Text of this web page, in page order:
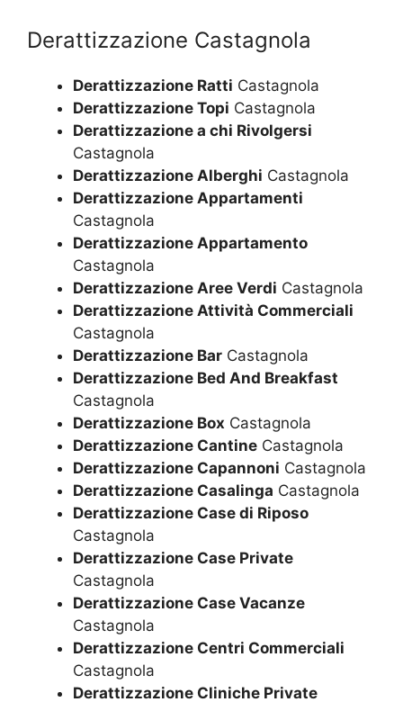
Derattizzazione Castagnola
Derattizzazione Ratti Castagnola
Derattizzazione Topi Castagnola
Derattizzazione a chi Rivolgersi
Castagnola
Derattizzazione Alberghi Castagnola
Derattizzazione Appartamenti
Castagnola
Derattizzazione Appartamento
Castagnola
Derattizzazione Aree Verdi Castagnola
Derattizzazione Attività Commerciali
Castagnola
Derattizzazione Bar Castagnola
Derattizzazione Bed And Breakfast
Castagnola
Derattizzazione Box Castagnola
Derattizzazione Cantine Castagnola
Derattizzazione Capannoni Castagnola
Derattizzazione Casalinga Castagnola
Derattizzazione Case di Riposo
Castagnola
Derattizzazione Case Private
Castagnola
Derattizzazione Case Vacanze
Castagnola
Derattizzazione Centri Commerciali
Castagnola
Derattizzazione Cliniche Private